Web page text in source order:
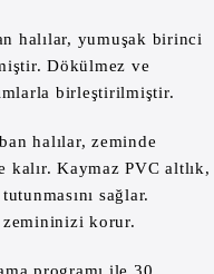
halılar, yumuşak birinci
Dökülmez ve
birleştirilmiştir.
halılar, zeminde
Kaymaz PVC altlık,
sağlar.
zemininizi korur.